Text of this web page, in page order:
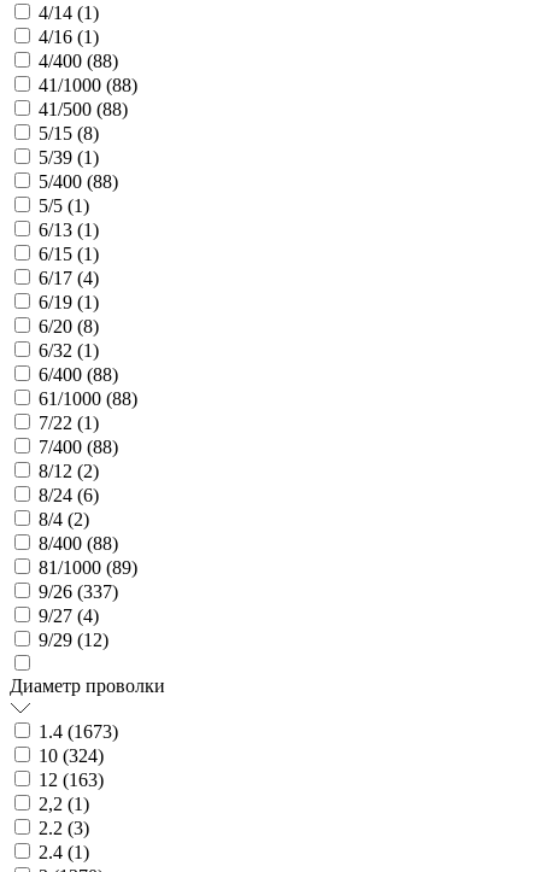
4/14 (1)
4/16 (1)
4/400 (88)
41/1000 (88)
41/500 (88)
5/15 (8)
5/39 (1)
5/400 (88)
5/5 (1)
6/13 (1)
6/15 (1)
6/17 (4)
6/19 (1)
6/20 (8)
6/32 (1)
6/400 (88)
61/1000 (88)
7/22 (1)
7/400 (88)
8/12 (2)
8/24 (6)
8/4 (2)
8/400 (88)
81/1000 (89)
9/26 (337)
9/27 (4)
9/29 (12)
Диаметр проволки
1.4 (1673)
10 (324)
12 (163)
2,2 (1)
2.2 (3)
2.4 (1)